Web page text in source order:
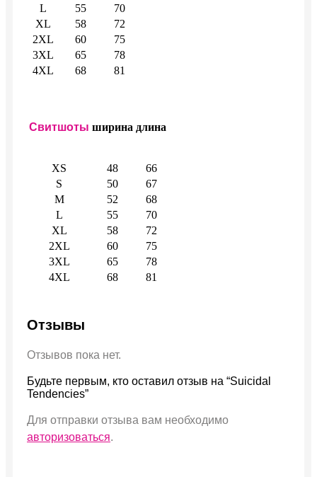
L
55
70
XL
58
72
2XL
60
75
3XL
65
78
4XL
68 81
Свитшоты ширина длина
XS 48
66
S
50
67
M
52
68
L
55
70
XL
58
72
2XL
60
75
3XL
65
78
4XL
68 81
Отзывы
Отзывов пока нет.
Будьте первым, кто оставил отзыв на “Suicidal
Tendencies”
Для отправки отзыва вам необходимо
авторизоваться.